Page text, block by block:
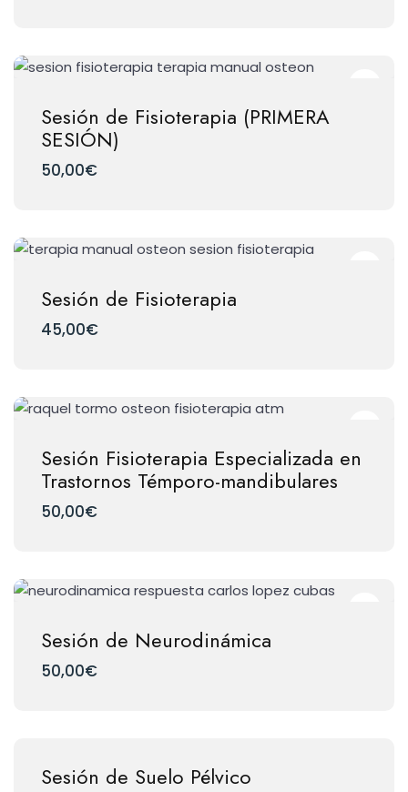
Sesión de Fisioterapia (PRIMERA
SESIÓN)
50,00€
Sesión de Fisioterapia
45,00€
Sesión Fisioterapia Especializada en
Trastornos Témporo-mandibulares
50,00€
Sesión de Neurodinámica
50,00€
Sesión de Suelo Pélvico